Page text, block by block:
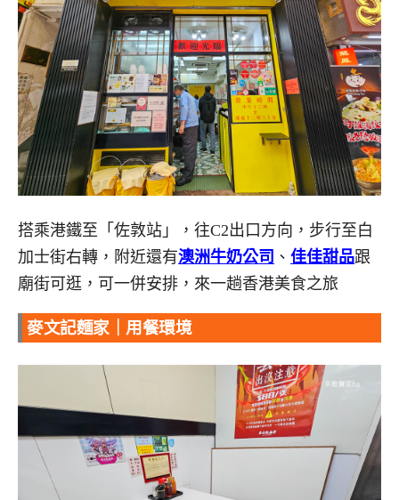
搭乘港鐵至「佐敦站」，往C2出口方向，步行至白
加士街右轉，附近還有澳洲牛奶公司 、 佳佳甜品跟
廟街可逛，可一併安排，來一趟香港美食之旅
麥文記麵家｜用餐環境